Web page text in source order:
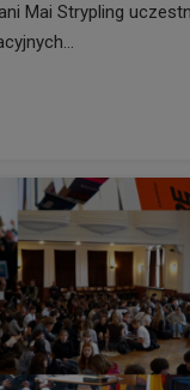
Mai Strypling